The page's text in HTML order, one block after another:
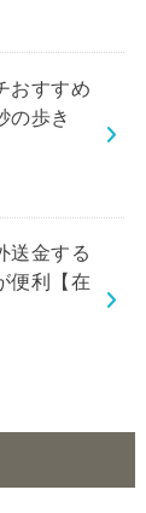
おすすめ
の歩き
送金する
便利【在